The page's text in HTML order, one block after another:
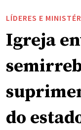
LÍDERES E
Igreja
do